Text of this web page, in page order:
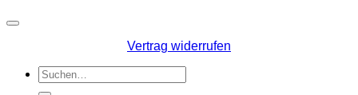
Vertrag widerrufen
Suchen
nach: